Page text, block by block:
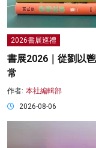
2026書展巡禮
書展2026｜從劉以
常
作者: 本社編輯部
2026-08-06